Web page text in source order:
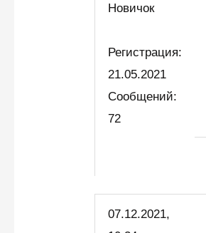
Новичок
Регистрация:
21.05.2021
Сообщений:
72
07.12.2021,